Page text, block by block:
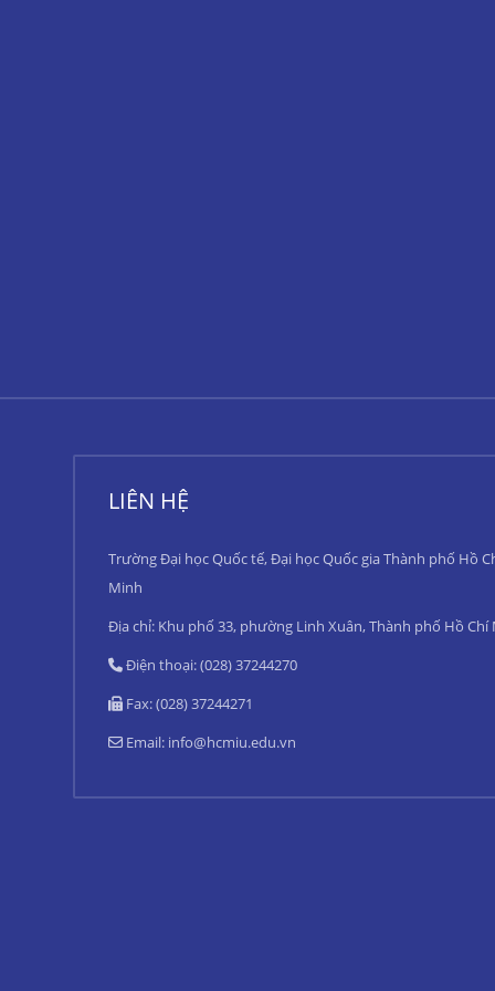
LIÊN HỆ
Trường Đại học Quốc tế, Đại học Quốc gia Thành phố Hồ
Minh
Địa chỉ: Khu phố 33, phường Linh Xuân, Thành phố Hồ Chí
Điện thoại: (028) 37244270
Fax: (028) 37244271
Email: info@hcmiu.edu.vn